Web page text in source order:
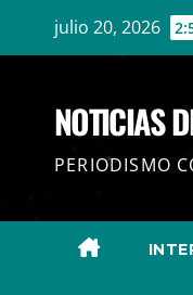
julio 20, 2026
NOTICIAS
PERIODISMO